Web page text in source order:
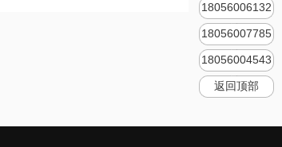
18056006132
18056007785
18056004543
返回顶部